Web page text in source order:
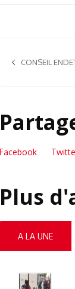
CONSEIL
Facebook
Plus
A LA UNE